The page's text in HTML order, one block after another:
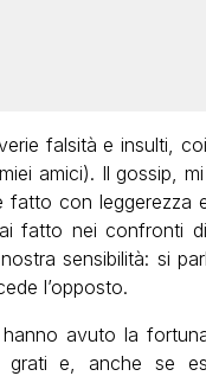
falsità e insulti,
amici). Il gossip,
fatto con
fatto nei confronti
sensibilità: si
l’opposto.
avuto la
grati e, anche se